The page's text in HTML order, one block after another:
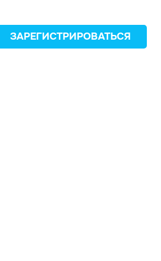
ЗАРЕГИСТРИРОВАТЬСЯ